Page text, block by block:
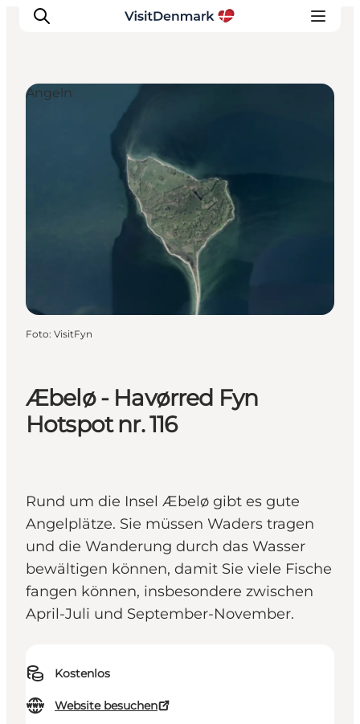
Inspiration
Unterkünfte
Reiseplanung
Æbelø - Havørred Fyn
Hotspot nr. 116
Rund um die Insel Æbelø gibt es gute
Angelplätze. Sie müssen Waders tragen
und die Wanderung durch das Wasser
bewältigen können, damit Sie viele Fische
fangen können, insbesondere zwischen
April-Juli und September-November.
Kostenlos
Website besuchen
Angeln
Foto: VisitFyn